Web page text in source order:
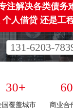
注解决各类债务
人借贷 还是工
131-6203-
30+
国覆盖城市
60
商业合